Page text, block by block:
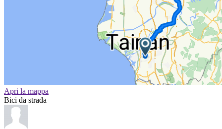
Apri la mappa
Bici da strada